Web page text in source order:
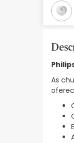
Promoções
Mais vendidos
Health points
As